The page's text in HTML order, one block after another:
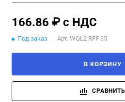
166.86 ₽ с НДС
Под заказ Арт. WQL2 RFF 35
В КОРЗИНУ
СРАВНИТЬ